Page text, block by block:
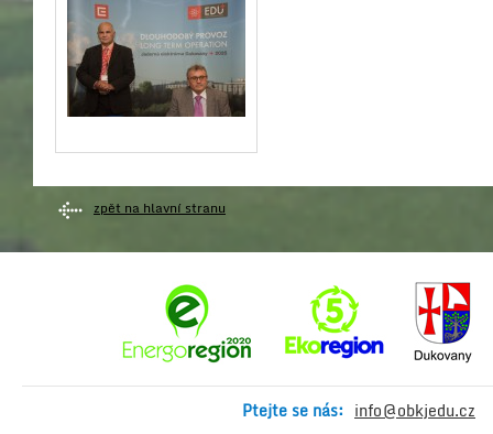
zpět na hlavní stranu
Ptejte se nás: info@obkjedu.cz